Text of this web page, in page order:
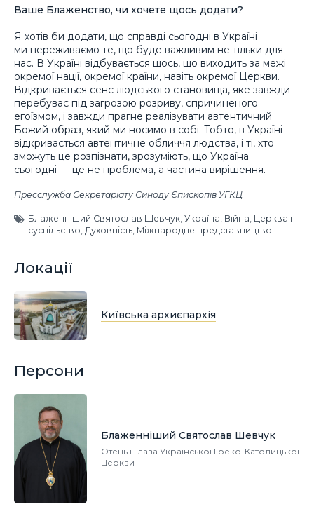
Ваше Блаженство, чи хочете щось додати?
Я хотів би додати, що справді сьогодні в Україні
ми переживаємо те, що буде важливим не тільки для
нас. В Україні відбувається щось, що виходить за межі
окремої нації, окремої країни, навіть окремої Церкви.
Відкривається сенс людського становища, яке завжди
перебуває під загрозою розриву, спричиненого
егоїзмом, і завжди прагне реалізувати автентичний
Божий образ, який ми носимо в собі. Тобто, в Україні
відкривається автентичне обличчя людства, і ті, хто
зможуть це розпізнати, зрозуміють, що Україна
сьогодні — це не проблема, а частина вирішення.
Пресслужба Секретаріату Синоду Єпископів УГКЦ
Блаженніший Святослав Шевчук, Україна, Війна, Церква і
суспільство, Духовність, Міжнародне представництво
Локації
Київська архиєпархія
Персони
Блаженніший Святослав Шевчук
Отець і Глава Української Греко-Католицької
Церкви